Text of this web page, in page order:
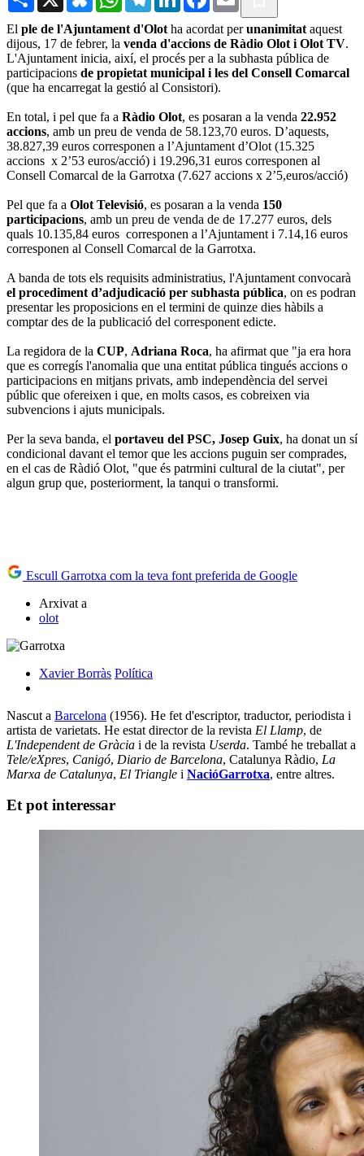
El ple de l'Ajuntament d'Olot ha acordat perunanimitat aquest
dijous, 17 de febrer, la venda d'accions de Ràdio Olot i Olot TV.
L'Ajuntament inicia, així, el procés per a la subhasta pública de
participacions de propietat municipal i les del Consell Comarcal
(que ha encarregat la gestió al Consistori).
En total, i pel que fa a Ràdio Olot, es posaran a la venda 22.952
accions, amb un preu de venda de 58.123,70 euros. D’aquests,
38.827,39 euros corresponen a l’Ajuntament d’Olot (15.325
accions x 2’53 euros/acció) i 19.296,31 euros corresponen al
Consell Comarcal de la Garrotxa (7.627 accions x 2’5,euros/acció)
Pel que fa a Olot Televisió, es posaran a la venda 150
participacions, amb un preu de venda de de 17.277 euros, dels
quals 10.135,84 euros corresponen a l’Ajuntament i 7.14,16 euros
corresponen al Consell Comarcal de la Garrotxa.
A banda de tots els requisits administratius, l'Ajuntament convocarà
el procediment d’adjudicació per subhasta pública, on es podran
presentar les proposicions en el termini de quinze dies hàbils a
comptar des de la publicació del corresponent edicte.
La regidora de la CUP, Adriana Roca, ha afirmat que "ja era hora
que es corregís l'anomalia que una entitat pública tingués accions o
participacions en mitjans privats, amb independència del servei
públic que ofereixen i que, en molts casos, es cobreixen via
subvencions i ajuts municipals.
Per la seva banda, el portaveu del PSC, Josep Guix, ha donat un sí
condicional davant el temor que les accions puguin ser comprades,
en el cas de Ràdió Olot, "que és patrmini cultural de la ciutat", per
algun grup que, posteriorment, la tanqui o transformi.
Escull Garrotxa com la teva font preferida de Google
Arxivat a
olot
Xavier Borràs Política
Nascut a Barcelona (1956). He fet d'escriptor, traductor, periodista i
artista de varietats. He estat director de la revista El Llamp, de
L'Independent de Gràcia i de la revista Userda. També he treballat a
Tele/eXpres, Canigó, Diario de Barcelona, Catalunya Ràdio, La
Marxa de Catalunya, El Triangle i NacióGarrotxa, entre altres.
Et pot interessar